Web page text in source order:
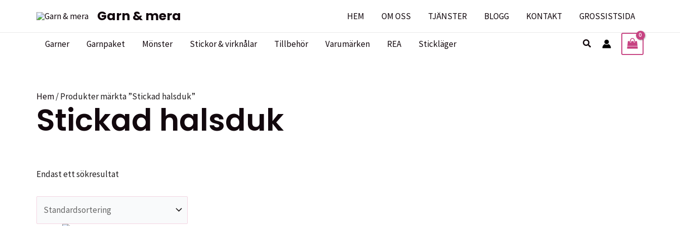
Garn & mera HEM OM OSS TJÄNSTER BLOGG KONTAKT GROSSISTSIDA
Garner Garnpaket Mönster Stickor & virknålar Tillbehör Varumärken REA Stickläger Sök
Hem/ Produkter märkta ”Stickad halsduk”
Stickad halsduk
Endast ett sökresultat